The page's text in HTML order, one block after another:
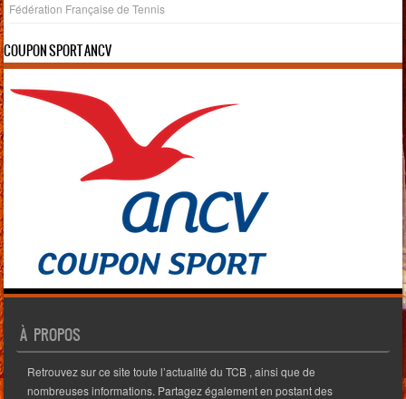
Fédération Française de Tennis
COUPON SPORT ANCV
À PROPOS
Retrouvez sur ce site toute l’actualité du TCB , ainsi que de
nombreuses informations. Partagez également en postant des